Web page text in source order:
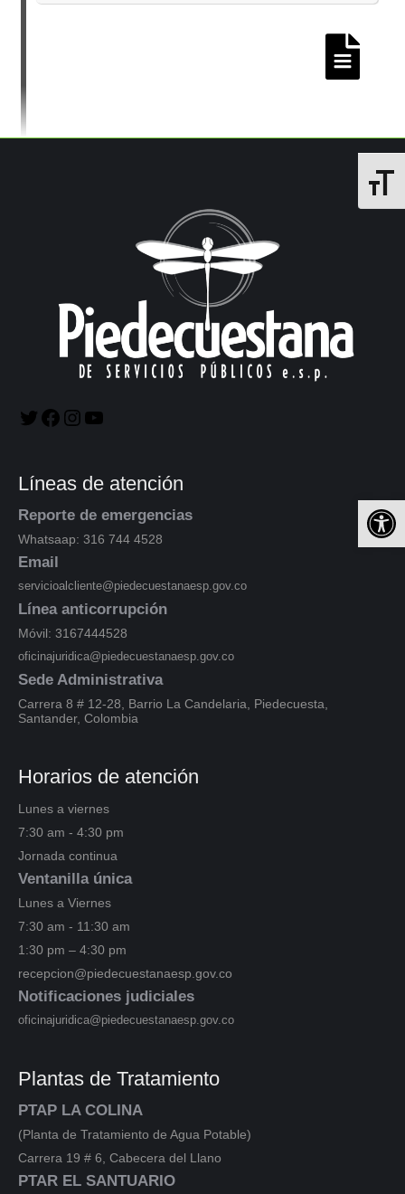
Líneas de atención
Reporte de emergencias
Whatsaap: 316 744 4528
Email
servicioalcliente@piedecuestanaesp.gov.co
Línea anticorrupción
Móvil: 3167444528
oficinajuridica@piedecuestanaesp.gov.co
Sede Administrativa
Carrera 8 # 12-28, Barrio La Candelaria, Piedecuesta,
Santander, Colombia
Horarios de atención
Lunes a viernes
7:30 am - 4:30 pm
Jornada continua
Ventanilla única
Lunes a Viernes
7:30 am - 11:30 am
1:30 pm – 4:30 pm
recepcion@piedecuestanaesp.gov.co
Notificaciones judiciales
oficinajuridica@piedecuestanaesp.gov.co
Plantas de Tratamiento
PTAP LA COLINA
(Planta de Tratamiento de Agua Potable)
Carrera 19 # 6, Cabecera del Llano
PTAR EL SANTUARIO